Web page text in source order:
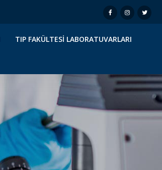
TIP FAKÜLTESI LABORATUVARLARI